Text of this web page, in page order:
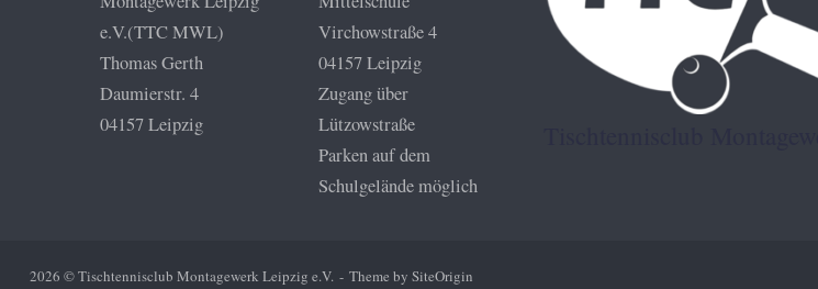
e.V.(TTC MWL)
Thomas Gerth
Daumierstr. 4
04157 Leipzig
Virchowstraße 4
04157 Leipzig
Zugang über
Lützowstraße
Parken auf dem
Schulgelände möglich
2026 © Tischtennisclub Montagewerk Leipzig e.V. Theme by SiteOrigin